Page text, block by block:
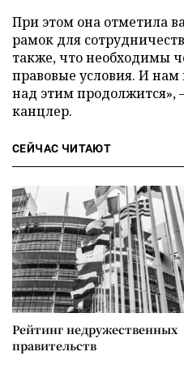
При этом она отметила
рамок для
также, что необходимы
правовые условия. И
над этим продолжится»,
канцлер.
СЕЙЧАС ЧИТАЮТ
Рейтинг недружественных
правительств